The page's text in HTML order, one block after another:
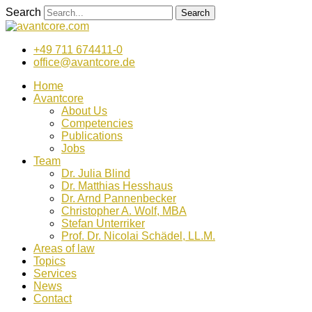
Zum
Inhalt
Search Search
+49 711 674411-0
office@avantcore.de
Home
Avantcore
About Us
Competencies
Publications
Jobs
Team
Dr. Julia Blind
Dr. Matthias Hesshaus
Dr. Arnd Pannenbecker
Christopher A. Wolf, MBA
Stefan Unterriker
Prof. Dr. Nicolai Schädel, LL.M.
Areas of law
Topics
Services
News
Contact